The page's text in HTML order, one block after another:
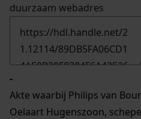
duurzaam webadres
-
Akte waarbij Philips van
Oelaart Hugenszoon,